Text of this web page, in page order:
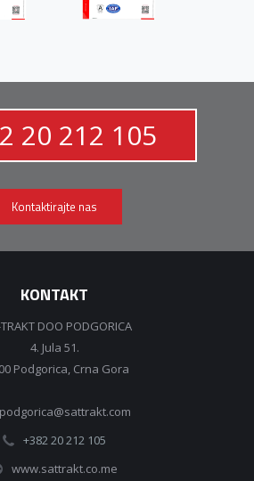
20 212 105
Kontaktirajte nas
KONTAKT
DOO PODGORICA
4. Jula 51.
Podgorica, Crna Gora
podgorica@sattrakt.com
+382 20 212 105
www.sattrakt.co.me